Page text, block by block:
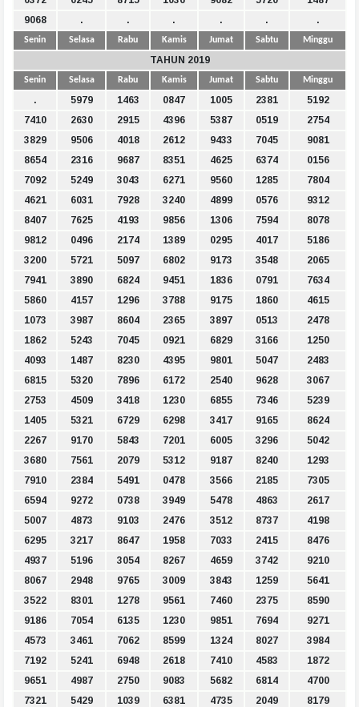
9068
. . . . . .
Senin Selasa Rabu Kamis Jumat Sabtu Minggu
TAHUN 2019
Senin Selasa Rabu Kamis Jumat Sabtu Minggu
. 5979 1463 0847 1005 2381
5192
7410
2630 2915 4396 5387 0519
2754
3829
9506 4018 2612 9433 7045
9081
8654
2316 9687 8351 4625 6374
0156
7092
5249 3043 6271 9560 1285
7804
4621
6031 7928 3240 4899 0576
9312
8407
7625 4193 9856 1306 7594
8078
9812
0496 2174 1389 0295 4017
5186
3200
5721 5097 6802 9173 3548
2065
7941
3890 6824 9451 1836 0791
7634
5860
4157 1296 3788 9175 1860
4615
1073
3987 8604 2365 3897 0513
2478
1862
5243 7045 0921 6829 3166
1250
4093
1487 8230 4395 9801 5047
2483
6815
5320 7896 6172 2540 9628
3067
2753
4509 3418 1230 6855 7346
5239
1405
5321 6729 6298 3417 9165
8624
2267
9170 5843 7201 6005 3296
5042
3680
7561 2079 5312 9187 8240
1293
7910
2384 5491 0478 3566 2185
7305
6594
9272 0738 3949 5478 4863
2617
5007
4873 9103 2476 3512 8737
4198
6295
3217 8647 1958 7033 2415
8476
4937
5196 3054 8267 4659 3742
9210
8067
2948 9765 3009 3843 1259
5641
3522
8301 1278 9561 7460 2375
8590
9186
7054 6135 1230 9851 7694
9271
4573
3461 7062 8599 1324 8027
3984
7192
5241 6948 2618 7410 4583
1872
9651
4987 2750 9083 5682 6814
4700
7321
5429 1039 6381 4735 2049
8179